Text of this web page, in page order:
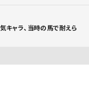
キャラ、当時の馬で耐えら